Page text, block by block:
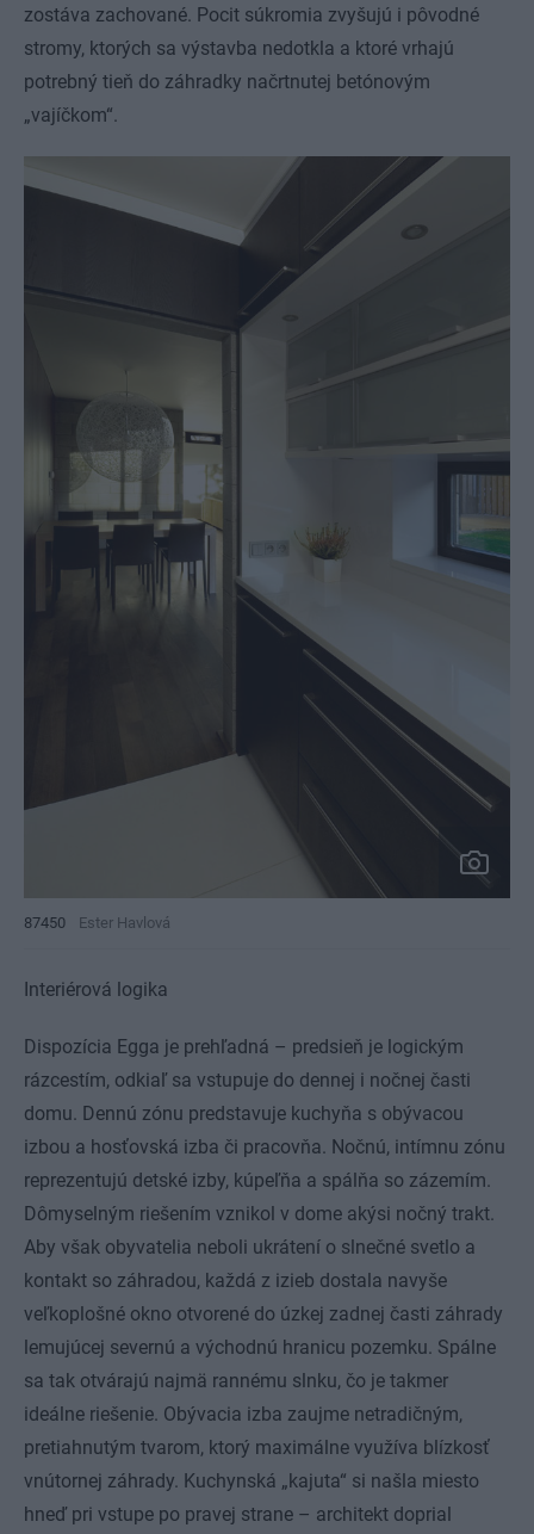
zostáva zachované. Pocit súkromia zvyšujú i pôvodné
stromy, ktorých sa výstavba nedotkla a ktoré vrhajú
potrebný tieň do záhradky načrtnutej betónovým
„vajíčkom“.
87450 Ester Havlová
Interiérová logika
Dispozícia Egga je prehľadná – predsieň je logickým
rázcestím, odkiaľ sa vstupuje do dennej i nočnej časti
domu. Dennú zónu predstavuje kuchyňa s obývacou
izbou a hosťovská izba či pracovňa. Nočnú, intímnu zónu
reprezentujú detské izby, kúpeľňa a spálňa so zázemím.
Dômyselným riešením vznikol v dome akýsi nočný trakt.
Aby však obyvatelia neboli ukrátení o slnečné svetlo a
kontakt so záhradou, každá z izieb dostala navyše
veľkoplošné okno otvorené do úzkej zadnej časti záhrady
lemujúcej severnú a východnú hranicu pozemku. Spálne
sa tak otvárajú najmä rannému slnku, čo je takmer
ideálne riešenie. Obývacia izba zaujme netradičným,
pretiahnutým tvarom, ktorý maximálne využíva blízkosť
vnútornej záhrady. Kuchynská „kajuta“ si našla miesto
hneď pri vstupe po pravej strane – architekt doprial